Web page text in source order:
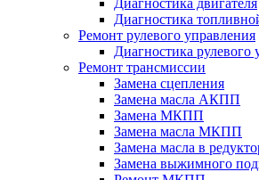
Диагностика двигателя
Диагностика
Ремонт рулевого управления
Диагностика рулевого
Ремонт трансмиссии
Замена сцепления
Замена масла АКПП
Замена МКПП
Замена масла МКПП
Замена масла в
Замена выжимного